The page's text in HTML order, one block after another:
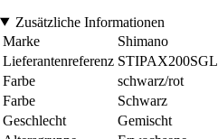
Zusätzliche Informationen
Marke
Shimano
Lieferantenreferenz
Farbe
schwarz/rot
Farbe
Schwarz
Geschlecht
Gemischt